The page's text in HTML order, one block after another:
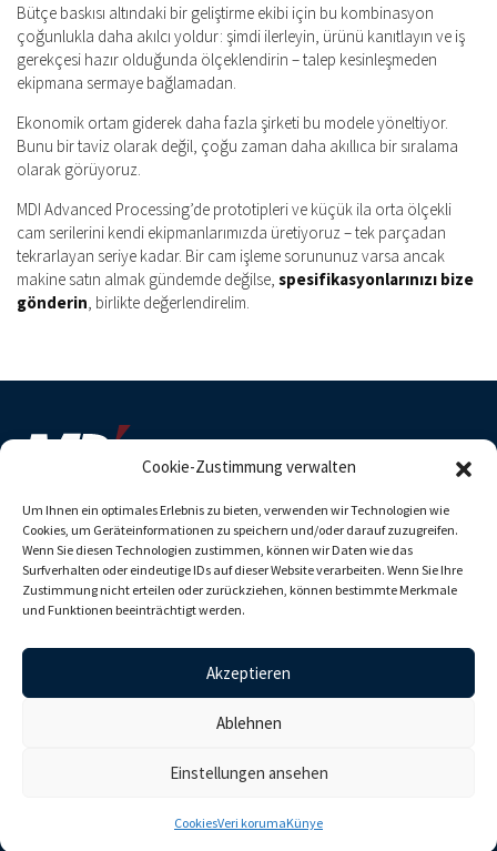
Cookie-Zustimmung verwalten
Um Ihnen ein optimales Erlebnis zu bieten, verwenden wir Technologien wie
Cookies, um Geräteinformationen zu speichern und/oder darauf zuzugreifen.
Wenn Sie diesen Technologien zustimmen, können wir Daten wie das
Surfverhalten oder eindeutige IDs auf dieser Website verarbeiten. Wenn Sie Ihre
Zustimmung nicht erteilen oder zurückziehen, können bestimmte Merkmale
und Funktionen beeinträchtigt werden.
Akzeptieren
Ablehnen
Einstellungen ansehen
CookiesVeri korumaKünye
Bütçe baskısı altındaki bir geliştirme ekibi için bu kombinasyon
çoğunlukla daha akılcı yoldur: şimdi ilerleyin, ürünü kanıtlayın ve iş
gerekçesi hazır olduğunda ölçeklendirin – talep kesinleşmeden
ekipmana sermaye bağlamadan.
Ekonomik ortam giderek daha fazla şirketi bu modele yöneltiyor.
Bunu bir taviz olarak değil, çoğu zaman daha akıllıca bir sıralama
olarak görüyoruz.
MDI Advanced Processing’de prototipleri ve küçük ila orta ölçekli
cam serilerini kendi ekipmanlarımızda üretiyoruz – tek parçadan
tekrarlayan seriye kadar. Bir cam işleme sorununuz varsa ancak
makine satın almak gündemde değilse, spesifikasyonlarınızı bize
gönderin , birlikte değerlendirelim.
MDI Advanced Processing GmbH
Obere Austrasse 6 55120 Mainz Almanya
+49 6131 7321 - 0
© 2026 MDI Advanced Processing GmbH. Alle Rechte vorbehalten
Blog